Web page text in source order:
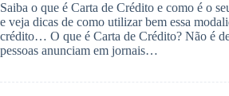
Saiba o que é Carta de Crédito e como é o
e veja dicas de como utilizar bem essa
crédito… O que é Carta de Crédito? Não é
pessoas anunciam em jornais…